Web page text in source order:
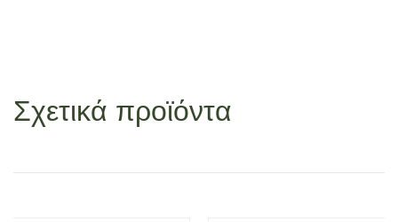
Σχετικά προϊόντα